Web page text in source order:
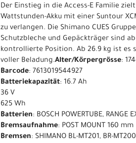
Der Einstieg in die Access-E Familie
Wattstunden-Akku mit einer Suntour
zu verlangen. Die Shimano CUES
Schutzbleche und Gepäckträger sind
kontrollierte Position. Ab 26.9 kg ist es
voller Beladung.Alter/Körpergrösse:
Barcode: 7613019544927
Batteriekapazität: 16.7 Ah
36 V
625 Wh
Batterien: BOSCH POWERTUBE, RANGE
Bremsaufnahme: POST MOUNT 160 mm
Bremsen: SHIMANO BL-MT201, BR-